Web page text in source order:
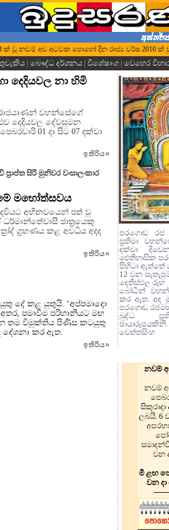
ක් වූ නවම් අව අටවක පොහෝ දින රාජ්‍ය වර්ෂ 2010 ක්
| බෞද්ධ දර්ශනය| විශේෂාංග| වෙහෙර
දෙදියවල නා හිමි
වහන්සේගේ
දෙදියවල දේවසුමන
01 දා සිට 07 දක්වා
ඉතිරිය»
සිරි මුනිවර වංසාලංකාර
මහෝත්සවය
අභිනවයෙන් පත් වූ
ඡාත්‍රයෙකු
ග්‍රහණය කළ අවධිය අදද
ඉතිරිය»
දේ කළ යුතුයි. ‘අප්පමාදො
පමාවීම පරිහානියට මඟ
තම විමුක්තිය පිණිස කටයුතු
කර ඇත.
ඉතිරිය»
පරගොඩ රජ
ප්‍රතිමා
දක්වා
ඓතිහාසික
පිහිටා ඇත්තේ
12 වන
දෙතිස්ඵල රුහ
බෝධීන්
කර ඇත. අද
පරගොඩ
බුද්ධ
වෙත්තසිංහ
නවම්
නවම්
සිකුරාදා
ලබයි. 6
වන
මී ළඟ
වන දා